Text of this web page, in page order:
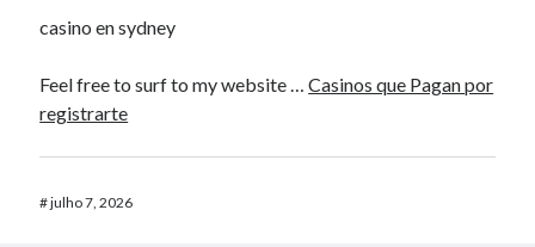
casino en sydney
Feel free to surf to my website …Casinos que Pagan por
registrarte
#julho 7, 2026